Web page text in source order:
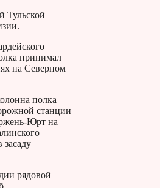
Тульской
принимал
на Северном
полка
станции
Юрт на
засаду
рядовой